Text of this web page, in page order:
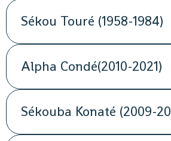
Sékou Touré (1958-1984)
Alpha Condé(2010-2021)
Sékouba Konaté (2009-